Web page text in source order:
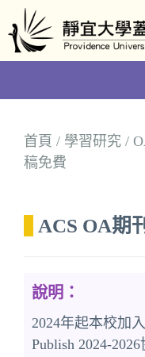
到
主
內
首頁 / 學習研究 /
稿免費
ACS OA期
說明：
2024年起本校加
Publish 2024-